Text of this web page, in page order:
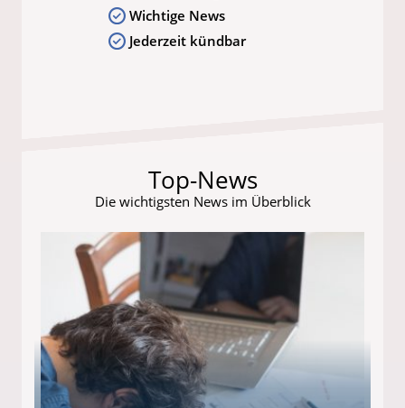
Wichtige News
Jederzeit kündbar
Top-News
Die wichtigsten News im Überblick